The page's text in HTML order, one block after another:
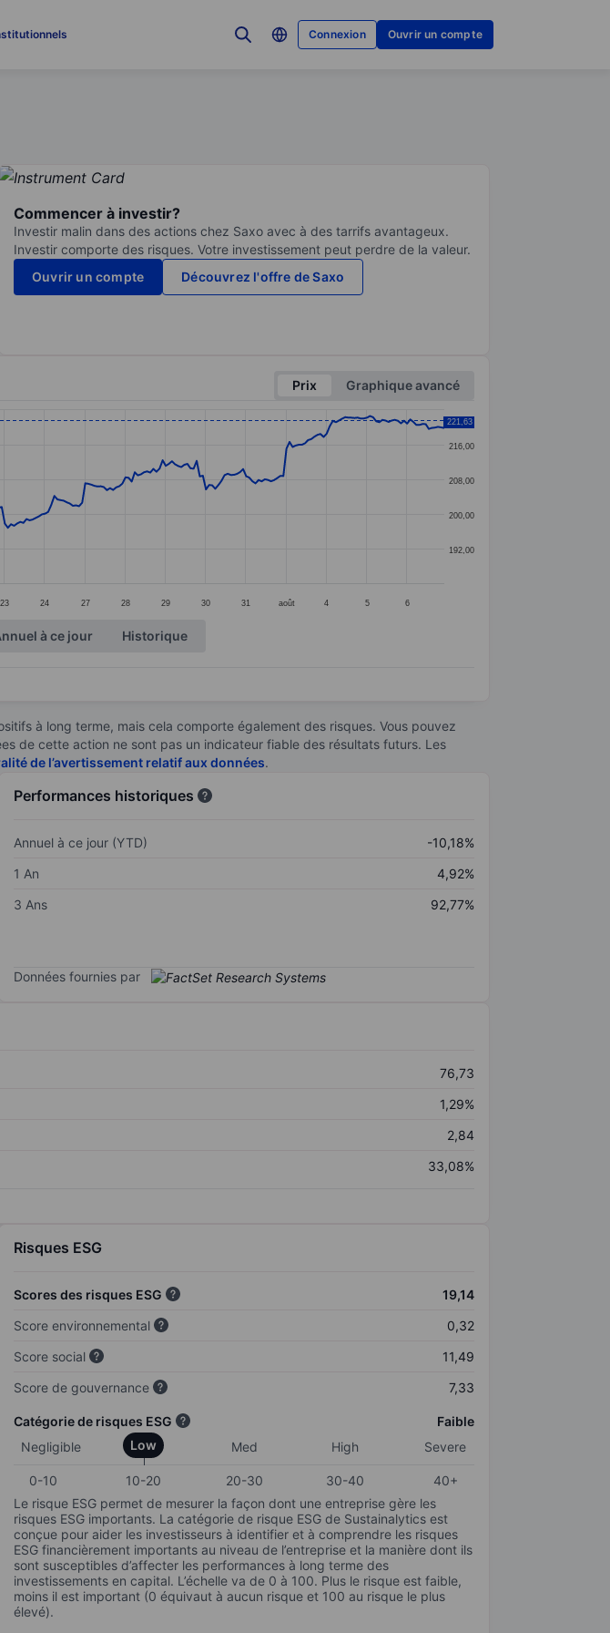
Connexion Ouvrir un compte
Commencer à investir?
Investir malin dans des actions chez Saxo avec à des tarrifs avantageux.
Investir comporte des risques. Votre investissement peut perdre de la valeur.
Ouvrir un compte
Découvrez l'offre de Saxo
Prix
Graphique avancé
23 24 27 28 29 30 31 août 4 5 6
192,00
200,00
208,00
216,00
221,63
à ce jour Historique
à long terme, mais cela comporte également des risques. Vous pouvez
de cette action ne sont pas un indicateur fiable des résultats futurs. Les
de l’avertissement relatif aux données.
Performances historiques
Annuel à ce jour (YTD)
-10,18%
1 An
4,92%
3 Ans
92,77%
Données fournies par
76,73
1,29%
2,84
33,08%
Risques ESG
Scores des risques ESG
19,14
Score environnemental
0,32
Score social
11,49
Score de gouvernance
7,33
Catégorie de risques ESG
Faible
Negligible
Low Med High Severe
0-10 10-20 20-30 30-40
40+
Le risque ESG permet de mesurer la façon dont une entreprise gère les
risques ESG importants. La catégorie de risque ESG de Sustainalytics est
conçue pour aider les investisseurs à identifier et à comprendre les risques
ESG financièrement importants au niveau de l’entreprise et la manière dont ils
sont susceptibles d’affecter les performances à long terme des
investissements en capital. L’échelle va de 0 à 100. Plus le risque est faible,
moins il est important (0 équivaut à aucun risque et 100 au risque le plus
élevé).